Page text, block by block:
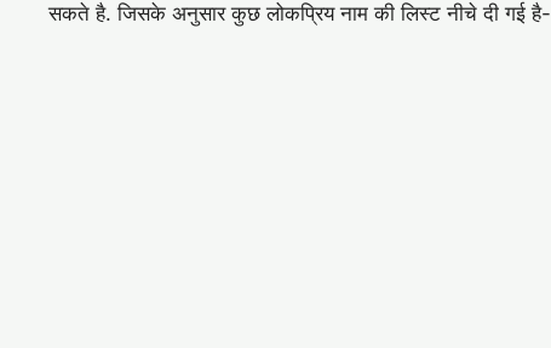
सकते है. जिसके अनुसार कुछ लोकप्रिय नाम की लिस्ट नीचे दी गई है-